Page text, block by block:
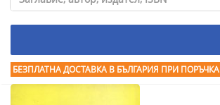
БЕЗПЛАТНА ДОСТАВКА В БЪЛГАРИЯ ПРИ ПОРЪЧКА